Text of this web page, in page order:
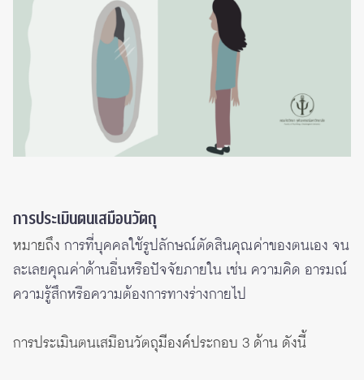
การประเมินตนเสมือนวัตถุ
หมายถึง การที่บุคคลใช้รูปลักษณ์ตัดสินคุณค่าของตนเอง จน
ละเลยคุณค่าด้านอื่นหรือปัจจัยภายใน เช่น ความคิด อารมณ์
ความรู้สึกหรือความต้องการทางร่างกายไป
การประเมินตนเสมือนวัตถุมีองค์ประกอบ 3 ด้าน ดังนี้